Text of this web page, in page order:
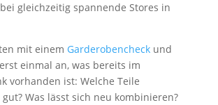
gleichzeitig spannende Stores in
mit einem Garderobencheckund
einmal an, was bereits im
vorhanden ist: Welche Teile
Was lässt sich neu kombinieren?